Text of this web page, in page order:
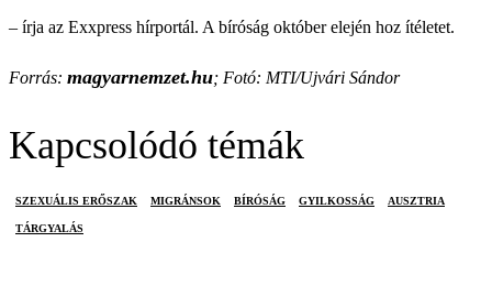
– írja az Exxpress hírportál. A bíróság október elején hoz ítéletet.
Forrás: magyarnemzet.hu; Fotó: MTI/Ujvári Sándor
Kapcsolódó témák
SZEXUÁLIS ERŐSZAK MIGRÁNSOK BÍRÓSÁG GYILKOSSÁG AUSZTRIA
TÁRGYALÁS